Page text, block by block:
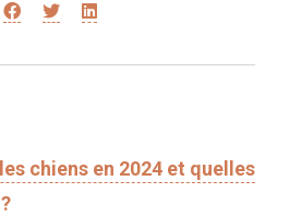
chiens en 2024 et quelles